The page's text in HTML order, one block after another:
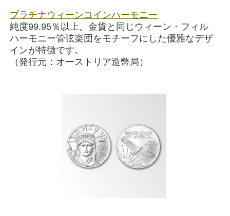
プラチナウィーンコインハーモニー
純度99.95％以上。金貨と同じウィーン・フィル
ハーモニー管弦楽団をモチーフにした優雅なデザ
インが特徴です。
（発行元：オーストリア造幣局）